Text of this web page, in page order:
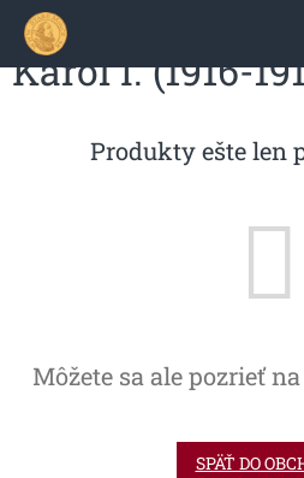
Prejsť
obsah
Karol I. (1916-
Produkty ešte len
Môžete sa ale pozrieť
SPÄŤ DO